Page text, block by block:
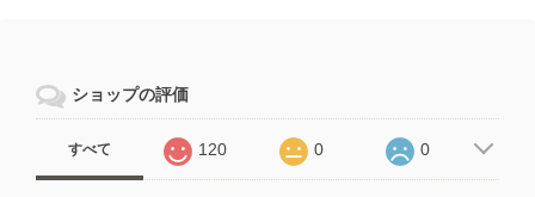
ショップの評価
すべて 120 0 0